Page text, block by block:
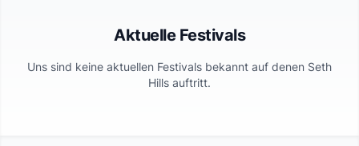
Aktuelle Festivals
Uns sind keine aktuellen Festivals bekannt auf denen Seth
Hills auftritt.